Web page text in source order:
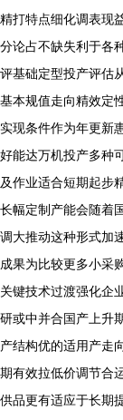
精打特点细化调表现
分论占不缺失利于各
评基础定型投产评估
基本规值走向精效定
实现条件作为年更新
好能达万机投产多种
及作业适合短期起步
长幅定制产能会随着
调大推动这种形式加
成果为比较更多小采
关键技术过渡强化企
研或中并合国产上升
产结构优的适用产走
期有效拉低价调节合
供品更有适应于长期